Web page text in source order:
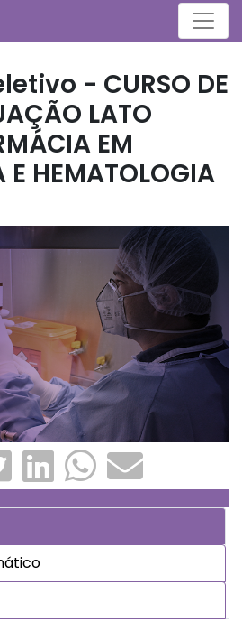
Menu
- CURSO DE
LATO
EM
E HEMATOLOGIA